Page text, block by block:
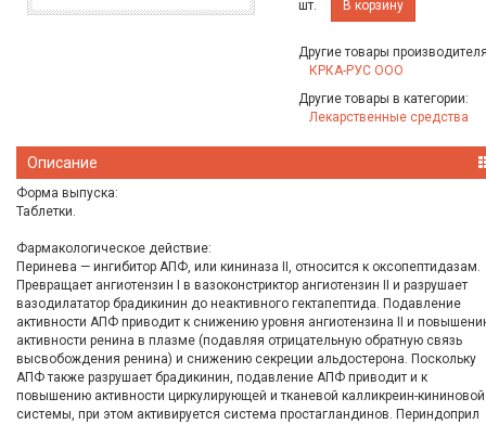
шт.
В корзину
Другие товары
КРКА-РУС ООО
Другие товары в категории:
Лекарственные средства
Описание
Форма выпуска:
Таблетки.
Фармакологическое действие:
Перинева — ингибитор АПФ, или кининаза II, относится к оксопептидазам.
Превращает ангиотензин I в вазоконстриктор ангиотензин II и разрушает
вазодилататор брадикинин до неактивного гектапептида. Подавление
активности АПФ приводит к снижению уровня ангиотензина II и
активности ренина в плазме (подавляя отрицательную обратную связь
высвобождения ренина) и снижению секреции альдостерона. Поскольку
АПФ также разрушает брадикинин, подавление АПФ приводит и к
повышению активности циркулирующей и тканевой калликреин-кининовой
системы, при этом активируется система простагландинов. Периндоприл